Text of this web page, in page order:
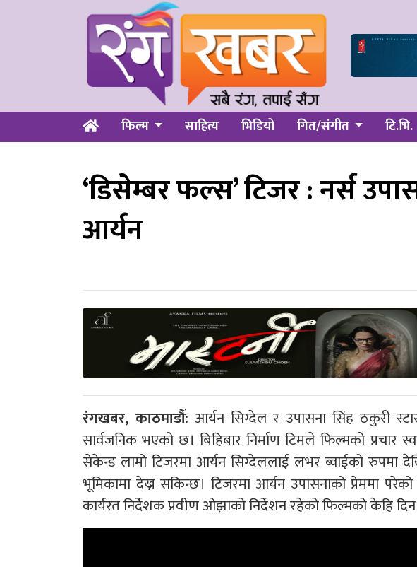
फिल्म साहित्य भिडियो गित/संगीत टि.भि.
‘डिसेम्बर फल्स’ टिजर : नर्स
आर्यन
रंगखबर, काठमाडौँ: आर्यन सिग्देल र उपासना सिंह ठकुरी
सार्वजनिक भएको छ। बिहिबार निर्माण टिमले फिल्मको प्रचार
सेकेन्ड लामो टिजरमा आर्यन सिग्देललाई लभर ब्वाईको रुपमा
भूमिकामा देख्न सकिन्छ। टिजरमा आर्यन उपासनाको प्रेममा
कार्यरत निर्देशक प्रवीण ओझाको निर्देशन रहेको फिल्मको केहि